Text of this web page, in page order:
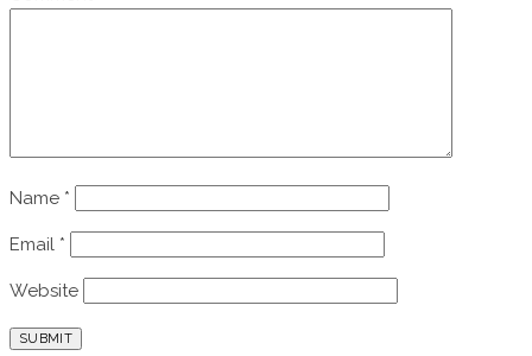
Name *
Email *
Website